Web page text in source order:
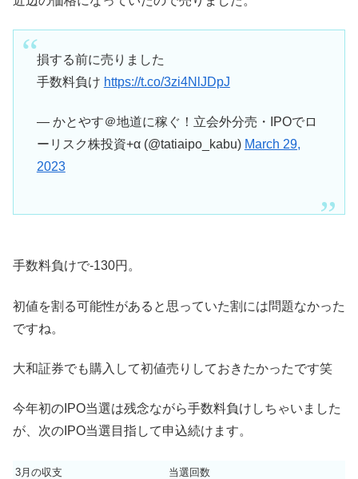
損する前に売りました
手数料負け https://t.co/3zi4NlJDpJ
— かとやす＠地道に稼ぐ！立会外分売・IPOでロ
ーリスク株投資+α (@tatiaipo_kabu) March 29,
2023
手数料負けで-130円。
初値を割る可能性があると思っていた割には問題なかった
ですね。
大和証券でも購入して初値売りしておきたかったです笑
今年初のIPO当選は残念ながら手数料負けしちゃいました
が、次のIPO当選目指して申込続けます。
3月の収支
当選回数